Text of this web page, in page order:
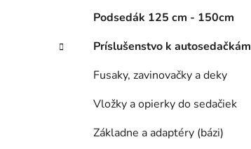
Podsedák 125 cm - 150cm
Príslušenstvo k autosedačkám
Fusaky, zavinovačky a deky
Vložky a opierky do sedačiek
Základne a adaptéry (bázi)